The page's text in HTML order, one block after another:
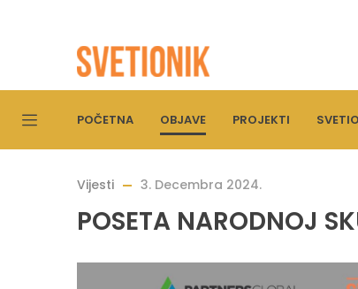
POČETNA OBJAVE PROJEKTI
Vijesti 3. Decembra 2024.
POSETA NARODNOJ